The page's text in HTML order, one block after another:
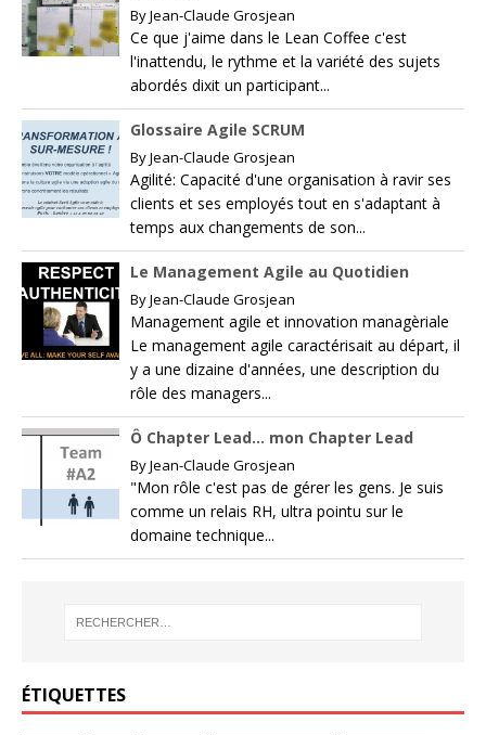
ByJean-Claude Grosjean
Ce que j'aime dans le Lean Coffee c'est
l'inattendu, le rythme et la variété des sujets
abordés dixit un participant...
Glossaire Agile SCRUM
ByJean-Claude Grosjean
Agilité: Capacité d'une organisation à ravir ses
clients et ses employés tout en s'adaptant à
temps aux changements de son...
Le Management Agile au Quotidien
ByJean-Claude Grosjean
Management agile et innovation managèriale
Le management agile caractérisait au départ, il
y a une dizaine d'années, une description du
rôle des managers...
Ô Chapter Lead… mon Chapter Lead
ByJean-Claude Grosjean
"Mon rôle c'est pas de gérer les gens. Je suis
comme un relais RH, ultra pointu sur le
domaine technique...
ÉTIQUETTES